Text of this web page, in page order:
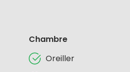
Chambre
Oreiller